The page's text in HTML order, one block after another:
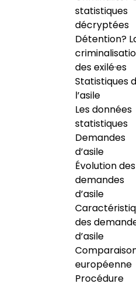
statistiques
décryptées
Détention?
des exilé·es
Statistiques
l’asile
Les données
statistiques
Demandes
d’asile
Évolution des
demandes
d’asile
des
d’asile
européenne
Procédure